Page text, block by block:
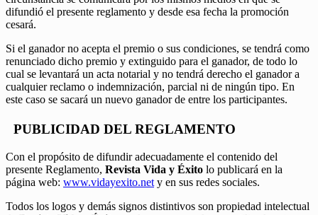
difundió el presente reglamento y desde esa fecha la promoción
cesará.
Si el ganador no acepta el premio o sus condiciones, se tendrá como
renunciado dicho premio y extinguido para el ganador, de todo lo
cual se levantará un acta notarial y no tendrá derecho el ganador a
cualquier reclamo o indemnización, parcial ni de ningún tipo. En
este caso se sacará un nuevo ganador de entre los participantes.
PUBLICIDAD DEL REGLAMENTO
Con el propósito de difundir adecuadamente el contenido del
presente Reglamento, Revista Vida y Éxito lo publicará en la
página web: www.vidayexito.net y en sus redes sociales.
Todos los logos y demás signos distintivos son propiedad intelectual